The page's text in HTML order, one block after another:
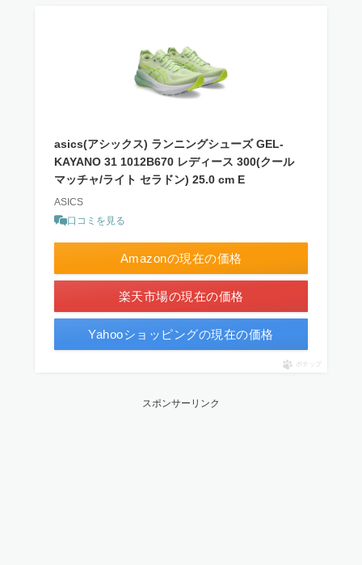
asics(アシックス) ランニングシューズ GEL-
KAYANO 31 1012B670 レディース 300(クール
マッチャ/ライト セラドン) 25.0 cm E
ASICS
口コミを見る
Amazonの現在の価格
楽天市場の現在の価格
Yahooショッピングの現在の価格
ポチップ
スポンサーリンク